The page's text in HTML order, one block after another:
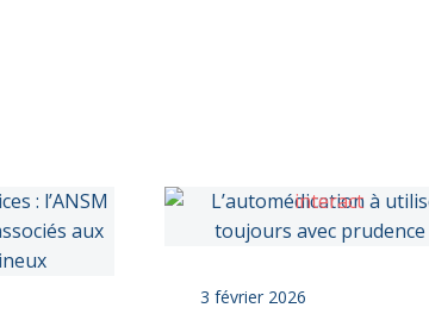
3 février 2026